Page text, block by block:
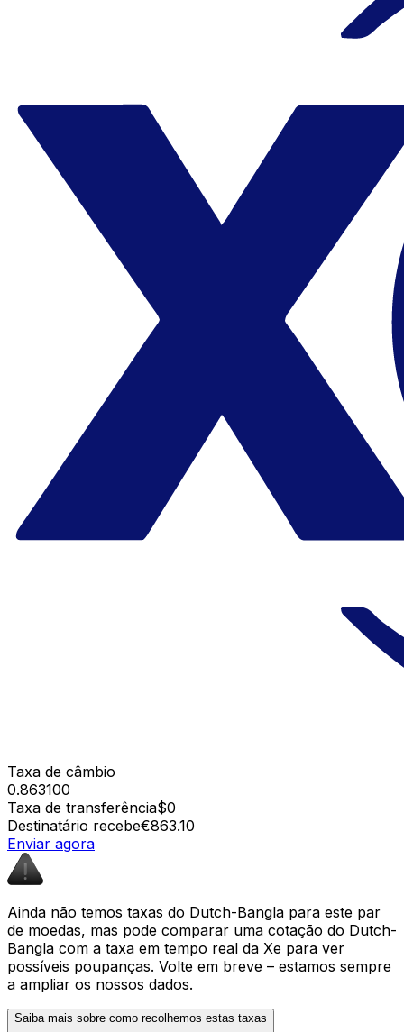
Taxa de câmbio
0.863100
Taxa de transferência$0
Destinatário recebe€863.10
Enviar agora
Ainda não temos taxas do Dutch-Bangla para este par
de moedas, mas pode comparar uma cotação do Dutch-
Bangla com a taxa em tempo real da Xe para ver
possíveis poupanças. Volte em breve – estamos sempre
a ampliar os nossos dados.
Saiba mais sobre como recolhemos estas taxas